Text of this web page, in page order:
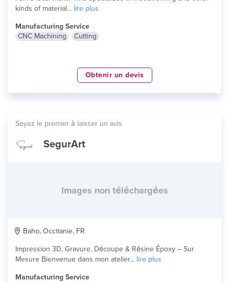
kinds of material... lire plus
Manufacturing Service
CNC Machining
Cutting
Obtenir un devis
Soyez le premier à laisser un avis
SegurArt
Images non téléchargées
Baho, Occitanie, FR
Impression 3D, Gravure, Découpe & Résine Époxy – Sur
Mesure Bienvenue dans mon atelier... lire plus
Manufacturing Service